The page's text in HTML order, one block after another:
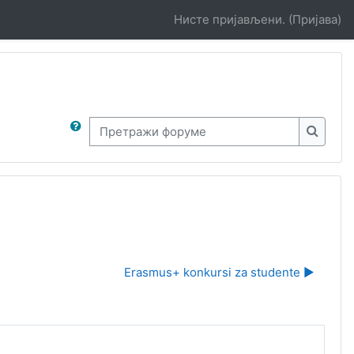
Нисте пријављени. (Пријава)
Претражи форуме
Erasmus+ konkursi za studente ▶︎